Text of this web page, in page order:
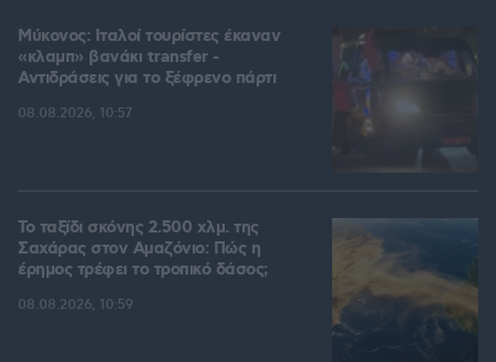
Μύκονος: Ιταλοί τουρίστες έκαναν
«κλαμπ» βανάκι transfer -
Αντιδράσεις για το ξέφρενο πάρτι
08.08.2026, 10:57
Το ταξίδι σκόνης 2.500 χλμ. της
Σαχάρας στον Αμαζόνιο: Πώς η
έρημος τρέφει το τροπικό δάσος;
08.08.2026, 10:59